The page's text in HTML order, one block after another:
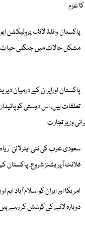
عزم
مشکل حالات میں جنگلی
پاکستان اورایران کے درمیان
تعلقات ہیں، اس دوستی
وزیر تجارت
سعودی عرب کی نئی ایئرلائن
فلائٹ آپریشنز شروع، پاکستان
امریکا اور ایران کو اسلام آباد ایم
دوبارہ لانے کی کوشش کر رہے